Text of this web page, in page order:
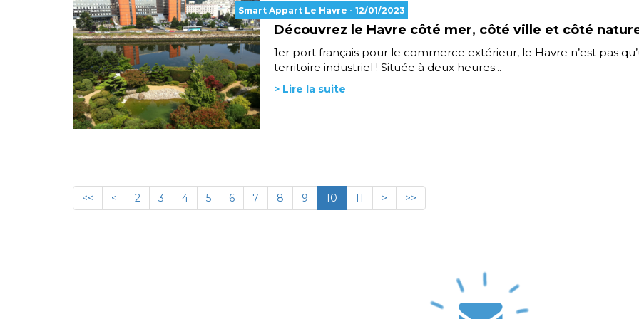
Smart Appart Le Havre - 12/01/2023
Découvrez le Havre côté mer, côté ville et côté
1er port français pour le commerce extérieur, le Havre n’est pas
territoire industriel ! Située à deux heures...
> Lire la suite
<< < 2 3 4 5 6 7 8 9 10 11 > >>